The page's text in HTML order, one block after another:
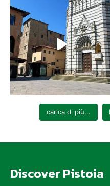
carica di più...
Discover Pistoia